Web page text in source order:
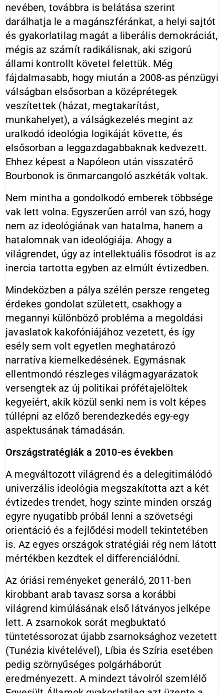
nevében, továbbra is belátása szerint
darálhatja le a magánszféránkat, a helyi sajtót
és gyakorlatilag magát a liberális demokráciát,
mégis az számít radikálisnak, aki szigorú
állami kontrollt követel felettük. Még
fájdalmasabb, hogy miután a 2008-as pénzügyi
válságban elsősorban a középrétegek
veszítettek (házat, megtakarítást,
munkahelyet), a válságkezelés megint az
uralkodó ideológia logikáját követte, és
elsősorban a leggazdagabbaknak kedvezett.
Ehhez képest a Napóleon után visszatérő
Bourbonok is önmarcangoló aszkéták voltak.
Nem mintha a gondolkodó emberek többsége
vak lett volna. Egyszerűen arról van szó, hogy
nem az ideológiának van hatalma, hanem a
hatalomnak van ideológiája. Ahogy a
világrendet, úgy az intellektuális fősodrot is az
inercia tartotta egyben az elmúlt évtizedben.
Mindeközben a pálya szélén persze rengeteg
érdekes gondolat született, csakhogy a
megannyi különböző probléma a megoldási
javaslatok kakofóniájához vezetett, és így
esély sem volt egyetlen meghatározó
narratíva kiemelkedésének. Egymásnak
ellentmondó részleges világmagyarázatok
versengtek az új politikai prófétajelöltek
kegyeiért, akik közül senki nem is volt képes
túllépni az előző berendezkedés egy-egy
aspektusának támadásán.
Országstratégiák a 2010-es években
A megváltozott világrend és a delegitimálódó
univerzális ideológia megszakította azt a két
évtizedes trendet, hogy szinte minden ország
egyre nyugatibb próbál lenni a szövetségi
orientáció és a fejlődési modell tekintetében
is. Az egyes országok stratégiái rég nem látott
mértékben kezdtek el differenciálódni.
Az óriási reményeket generáló, 2011-ben
kirobbant arab tavasz sorsa a korábbi
világrend kimúlásának első látványos jelképe
lett. A zsarnokok sorát megbuktató
tüntetéssorozat újabb zsarnoksághoz vezetett
(Tunézia kivételével), Líbia és Szíria esetében
pedig szörnyűséges polgárháborút
eredményezett. A mindezt távolról szemlélő